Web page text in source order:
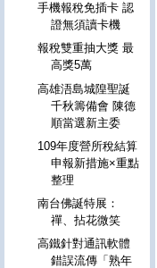
手機報稅免插卡 認
證無須讀卡機
報稅雙重抽大獎 最
高獎5萬
高雄浯島城隍聖誕
千秋籌備會 陳德
順當選新主委
109年度營所稅結算
申報新措施×重點
整理
南台佛誕特展：
禪、拈花微笑
高鐵針對通訊軟體
錯誤流傳「熟年